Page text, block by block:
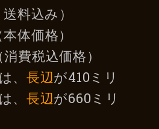
料込み）
体価格）
費税込価格）
、長辺が410ミリ
、長辺が660ミリ